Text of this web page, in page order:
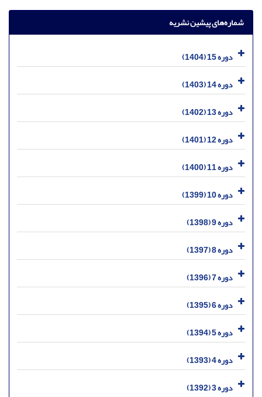
شماره‌های پیشین نشریه
دوره 15 (1404)
دوره 14 (1403)
دوره 13 (1402)
دوره 12 (1401)
دوره 11 (1400)
دوره 10 (1399)
دوره 9 (1398)
دوره 8 (1397)
دوره 7 (1396)
دوره 6 (1395)
دوره 5 (1394)
دوره 4 (1393)
دوره 3 (1392)